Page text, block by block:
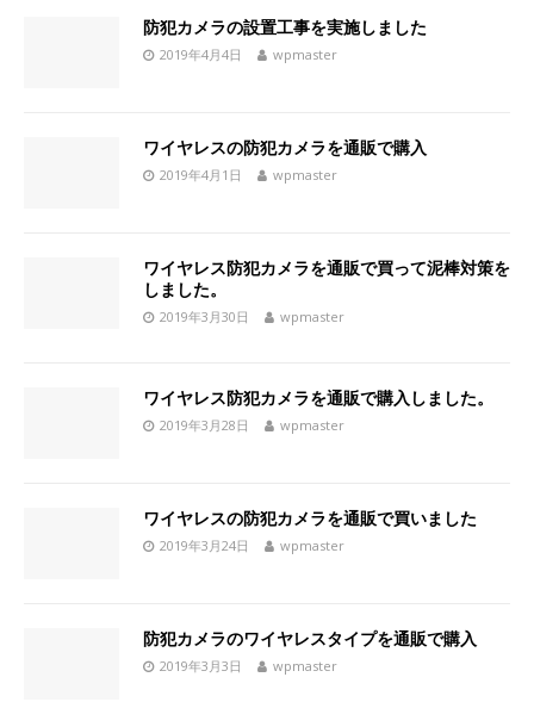
防犯カメラの設置工事を実施しました
2019年4月4日 wpmaster
ワイヤレスの防犯カメラを通販で購入
2019年4月1日 wpmaster
ワイヤレス防犯カメラを通販で買って泥棒対策を
しました。
2019年3月30日 wpmaster
ワイヤレス防犯カメラを通販で購入しました。
2019年3月28日 wpmaster
ワイヤレスの防犯カメラを通販で買いました
2019年3月24日 wpmaster
防犯カメラのワイヤレスタイプを通販で購入
2019年3月3日 wpmaster